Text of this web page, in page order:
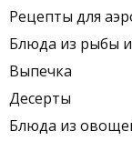
Рецепты для
Блюда из рыбы
Выпечка
Десерты
Блюда из